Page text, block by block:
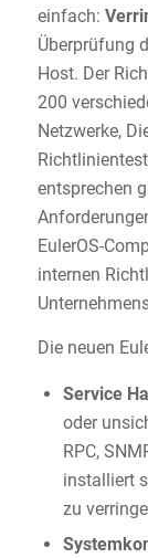
einfach:
Überprüfung
Host. Der
200
Netzwerke,
entsprechen
EulerOS-
internen
Die neuen
Service
oder
RPC,
installiert
zu